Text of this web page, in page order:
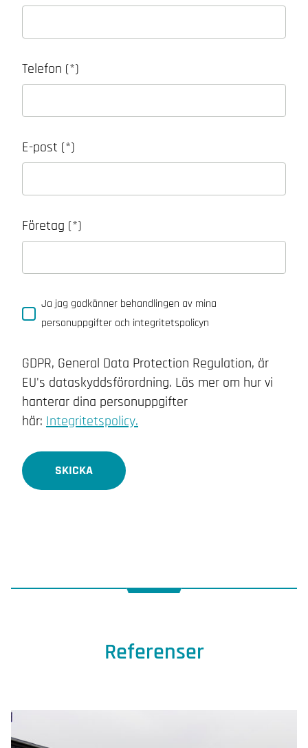
Telefon
E-post
Företag
Ja jag godkänner behandlingen av mina
personuppgifter och integritetspolicyn
GDPR, General Data Protection Regulation, är
EU's dataskyddsförordning. Läs mer om hur vi
hanterar dina personuppgifter
här: Integritetspolicy.
SKICKA
Referenser